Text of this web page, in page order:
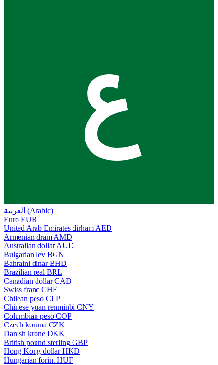
ع
العربية (Arabic)
Euro EUR
United Arab Emirates dirham AED
Armenian dram AMD
Australian dollar AUD
Bulgarian lev BGN
Bahraini dinar BHD
Brazilian real BRL
Canadian dollar CAD
Swiss franc CHF
Chilean peso CLP
Chinese yuan renminbi CNY
Columbian peso COP
Czech koruna CZK
Danish krone DKK
British pound sterling GBP
Hong Kong dollar HKD
Hungarian forint HUF